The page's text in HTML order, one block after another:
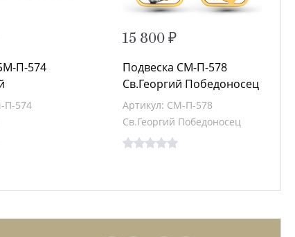
П-574
П-574
15 800 ₽
Подвеска СМ-П-578
Св.Георгий Победоносец
Артикул: СМ-П-578
Св.Георгий Победоносец